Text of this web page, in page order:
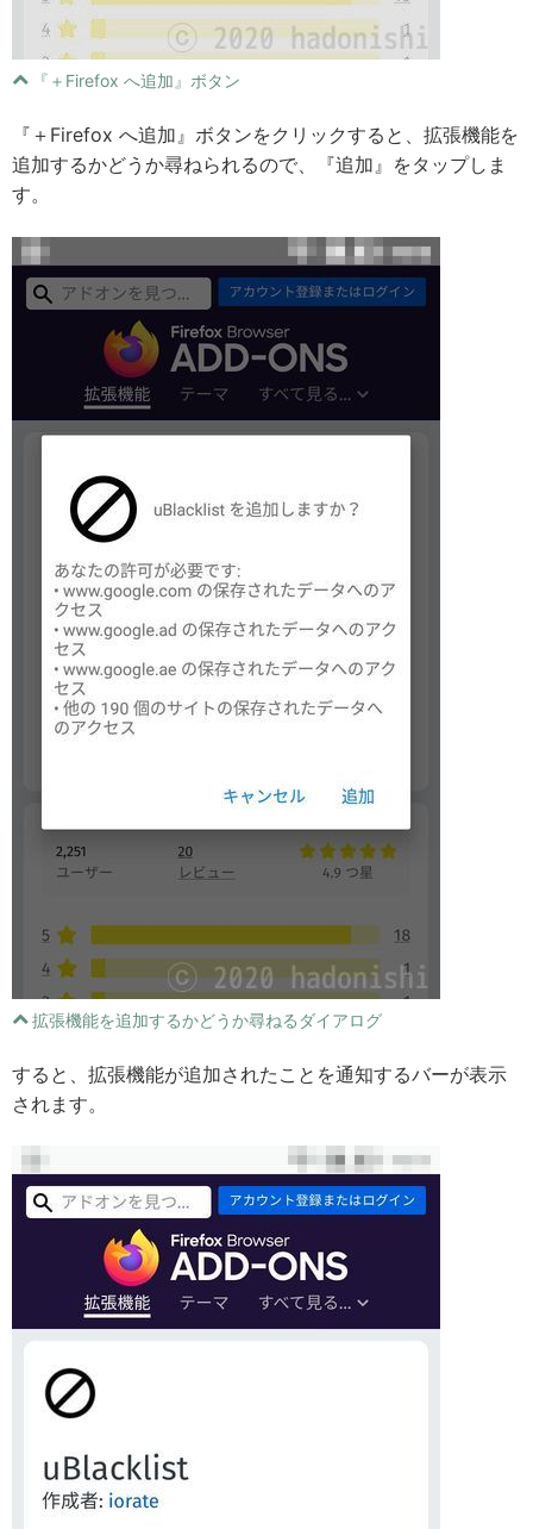
『＋Firefox へ追加』ボタン
『＋Firefox へ追加』ボタンをクリックすると、拡張機能を
追加するかどうか尋ねられるので、『追加』をタップしま
す。
拡張機能を追加するかどうか尋ねるダイアログ
すると、拡張機能が追加されたことを通知するバーが表示
されます。